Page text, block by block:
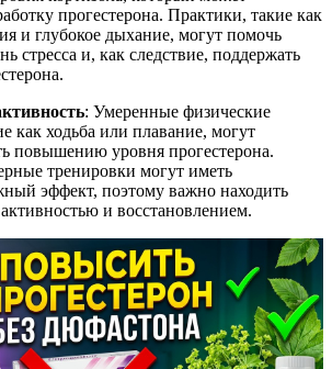
прогестерона. Практики, такие как
и глубокое дыхание, могут помочь
стресса и, как следствие, поддержать
: Умеренные физические
как ходьба или плавание, могут
повышению уровня прогестерона.
тренировки могут иметь
эффект, поэтому важно находить
и восстановлением.